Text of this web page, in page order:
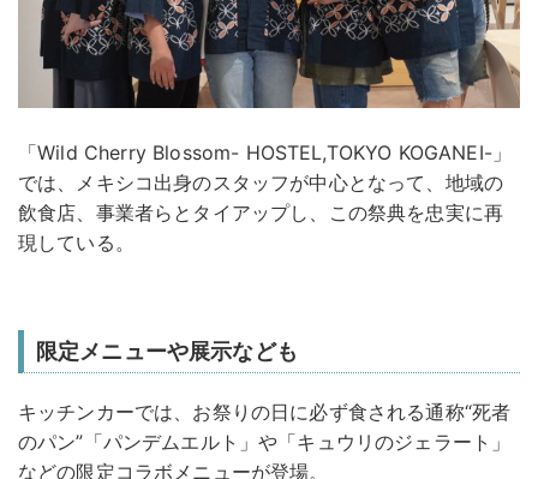
「Wild Cherry Blossom- HOSTEL,TOKYO KOGANEI-」
では、メキシコ出身のスタッフが中心となって、地域の
飲食店、事業者らとタイアップし、この祭典を忠実に再
現している。
限定メニューや展示なども
キッチンカーでは、お祭りの日に必ず食される通称“死者
のパン”「パンデムエルト」や「キュウリのジェラート」
などの限定コラボメニューが登場。